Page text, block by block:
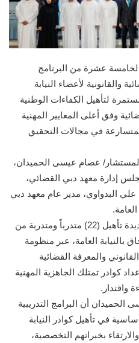
عشرة من البرنامج
والقانونية لأعضاء النيابة
لتأهيل الكفاءات الوطنية
وفق أعلى المعايير المهنية
في مجالات التحقيق
عصام عيسى الحميدان،
إدارة معهد دبي القضائي،
البدواوي، مدير عام معهد دبي
ويستهدف البرنامج في دفعته الجديدة تأهيل (22) متدرباً ومتدربة من
بالنيابة العامة، عبر منظومة
والمعرفة القضائية
كوادر تمتلك الجاهزية المهنية
واقتدار.
أن البرامج التدريبية
في تأهيل كوادر النيابة
بخبراتهم التخصصية،